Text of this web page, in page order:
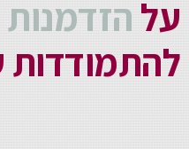
על
להתמודדות